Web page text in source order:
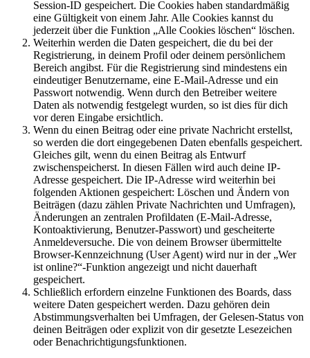
Session-ID gespeichert. Die Cookies haben standardmäßig
eine Gültigkeit von einem Jahr. Alle Cookies kannst du
jederzeit über die Funktion „Alle Cookies löschen“ löschen.
Weiterhin werden die Daten gespeichert, die du bei der
Registrierung, in deinem Profil oder deinem persönlichem
Bereich angibst. Für die Registrierung sind mindestens ein
eindeutiger Benutzername, eine E-Mail-Adresse und ein
Passwort notwendig. Wenn durch den Betreiber weitere
Daten als notwendig festgelegt wurden, so ist dies für dich
vor deren Eingabe ersichtlich.
Wenn du einen Beitrag oder eine private Nachricht erstellst,
so werden die dort eingegebenen Daten ebenfalls gespeichert.
Gleiches gilt, wenn du einen Beitrag als Entwurf
zwischenspeicherst. In diesen Fällen wird auch deine IP-
Adresse gespeichert. Die IP-Adresse wird weiterhin bei
folgenden Aktionen gespeichert: Löschen und Ändern von
Beiträgen (dazu zählen Private Nachrichten und Umfragen),
Änderungen an zentralen Profildaten (E-Mail-Adresse,
Kontoaktivierung, Benutzer-Passwort) und gescheiterte
Anmeldeversuche. Die von deinem Browser übermittelte
Browser-Kennzeichnung (User Agent) wird nur in der „Wer
ist online?“-Funktion angezeigt und nicht dauerhaft
gespeichert.
Schließlich erfordern einzelne Funktionen des Boards, dass
weitere Daten gespeichert werden. Dazu gehören dein
Abstimmungsverhalten bei Umfragen, der Gelesen-Status von
deinen Beiträgen oder explizit von dir gesetzte Lesezeichen
oder Benachrichtigungsfunktionen.